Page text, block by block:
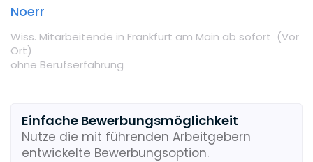
Noerr
Wiss. Mitarbeitende in Frankfurt am Main ab sofort (Vor
Ort)
ohne Berufserfahrung
Einfache Bewerbungsmöglichkeit
Nutze die mit führenden Arbeitgebern
entwickelte Bewerbungsoption.